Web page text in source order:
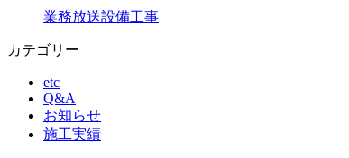
業務放送設備工事
カテゴリー
etc
Q&A
お知らせ
施工実績